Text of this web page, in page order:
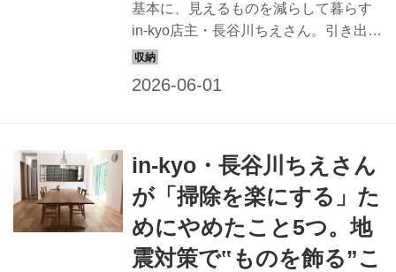
基本に、見えるものを減らして暮らす
in-kyo店主・長谷川ちえさん。引き出し
収納やパントリー活用など、余白を生
in-kyo・長谷川ちえさん
が「掃除を楽にする」た
めにやめたこと5つ。地
震対策で‟ものを飾る”こ